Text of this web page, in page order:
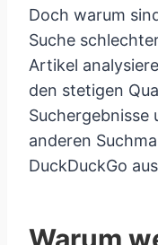
Doch warum
Suche
Artikel
den stetigen
Suchergebnisse
anderen
DuckDuckGo
Warum